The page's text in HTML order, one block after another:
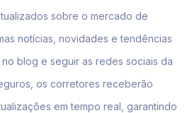
sobre o mercado de
notícias, novidades e tendências
blog e seguir as redes sociais da
os corretores receberão
em tempo real, garantindo